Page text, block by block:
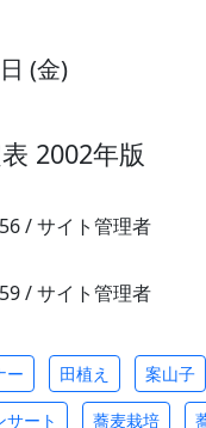
(金)
2002年版
/ サイト管理者
/ サイト管理者
ー 田植え 案山子
サート 蕎麦栽培